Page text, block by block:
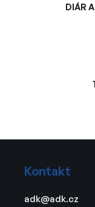
DIÁR
Kontakt
adk@adk.cz